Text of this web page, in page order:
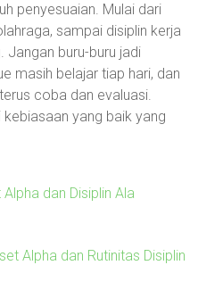
penyesuaian. Mulai dari
sampai disiplin kerja
Jangan buru-buru jadi
masih belajar tiap hari, dan
coba dan evaluasi.
yang baik yang
dan Disiplin Ala
Alpha dan Rutinitas Disiplin